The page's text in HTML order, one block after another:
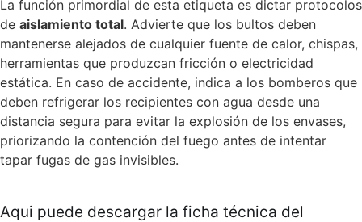
La función primordial de esta etiqueta es dictar protocolos
de aislamiento total. Advierte que los bultos deben
mantenerse alejados de cualquier fuente de calor, chispas,
herramientas que produzcan fricción o electricidad
estática. En caso de accidente, indica a los bomberos que
deben refrigerar los recipientes con agua desde una
distancia segura para evitar la explosión de los envases,
priorizando la contención del fuego antes de intentar
tapar fugas de gas invisibles.
Aqui puede descargar la ficha técnica del